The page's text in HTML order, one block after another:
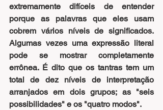
extremamente difíceis de entender
porque as palavras que eles usam
cobrem vários níveis de significados.
Algumas vezes uma expressão literal
pode se mostrar completamente
errônea. É dito que os tantras tem um
total de dez níveis de interpretação
arranjados em dois grupos; as "seis
possibilidades" e os "quatro modos".